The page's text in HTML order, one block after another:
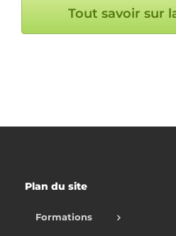
Tout savoir sur
Plan du site
Formations